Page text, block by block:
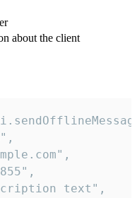
about the client
text",